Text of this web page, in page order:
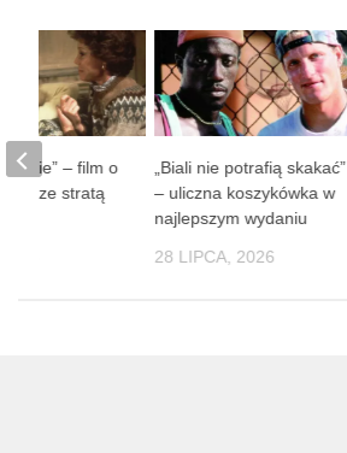
„Biali nie potrafią skakać”
– uliczna koszykówka w
najlepszym wydaniu
28 LIPCA, 2026
ludzie” – film o
ze stratą